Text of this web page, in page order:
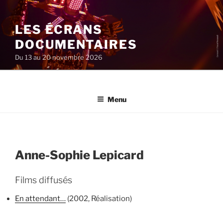
au
contenu
principal
LES ÉCRANS
DOCUMENTAIRES
Du 13 au 20 novembre 2026
Menu
Anne-Sophie Lepicard
Films diffusés
En attendant… (2002, Réalisation)